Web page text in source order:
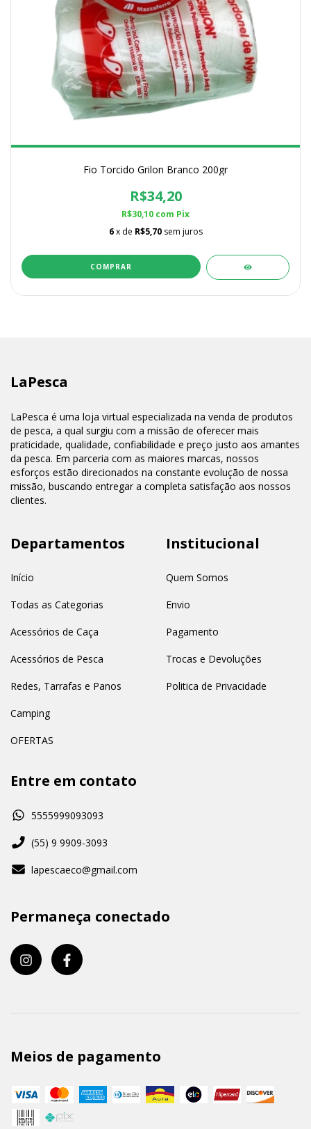
Fio Torcido Grilon Branco 200gr
R$34,20
R$30,10 com Pix
6 x de R$5,70 sem juros
COMPRAR
LaPesca
LaPesca é uma loja virtual especializada na venda de produtos
de pesca, a qual surgiu com a missão de oferecer mais
praticidade, qualidade, confiabilidade e preço justo aos amantes
da pesca. Em parceria com as maiores marcas, nossos
esforços estão direcionados na constante evolução de nossa
missão, buscando entregar a completa satisfação aos nossos
clientes.
Departamentos
Início
Todas as Categorias
Acessórios de Caça
Acessórios de Pesca
Redes, Tarrafas e Panos
Camping
OFERTAS
Institucional
Quem Somos
Envio
Pagamento
Trocas e Devoluções
Politica de Privacidade
Entre em contato
5555999093093
(55) 9 9909-3093
lapescaeco@gmail.com
Permaneça conectado
Meios de pagamento